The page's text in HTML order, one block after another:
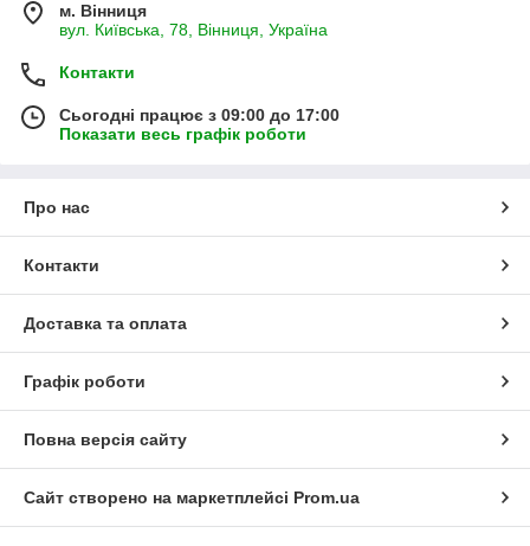
м. Вінниця
вул. Київська, 78, Вінниця, Україна
Контакти
Сьогодні працює з 09:00 до 17:00
Показати весь графік роботи
Про нас
Контакти
Доставка та оплата
Графік роботи
Повна версія сайту
Сайт створено на маркетплейсі Prom.ua